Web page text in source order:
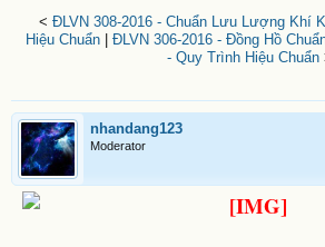
< ĐLVN 308-2016 - Chuẩn Lưu Lượng Khí
Hiệu Chuẩn| ĐLVN 306-2016 - Đồng Hồ
- Quy Trình Hiệu Chuẩn
nhandang123
Moderator